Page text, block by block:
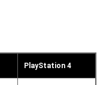
PlayStation 4